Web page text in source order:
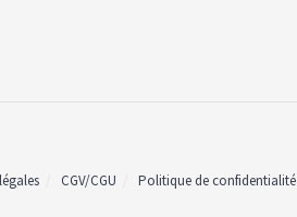
CGV/CGU Politique de confidentialité